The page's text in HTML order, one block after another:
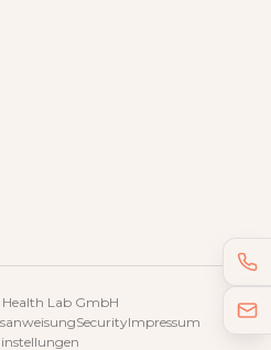
Health Lab GmbH
SecurityImpressum